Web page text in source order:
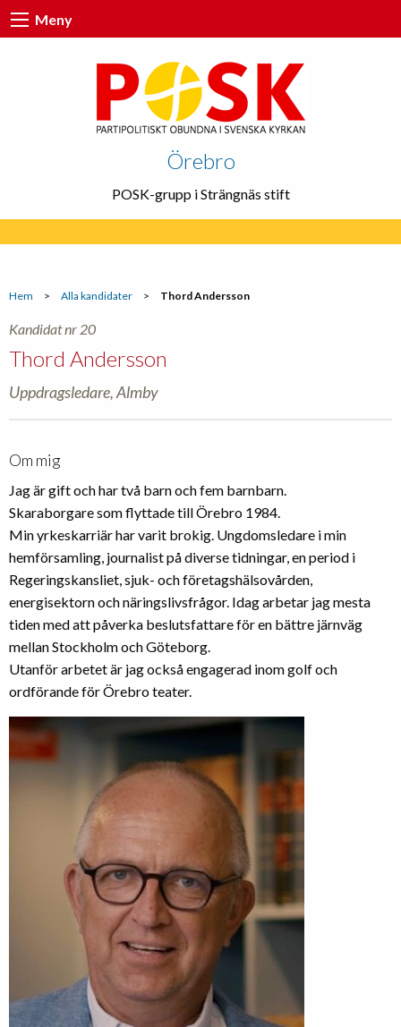
Meny
Örebro
POSK-grupp i Strängnäs stift
Hem > Alla kandidater > Thord Andersson
Kandidat nr 20
Thord Andersson
Uppdragsledare, Almby
Om mig
Jag är gift och har två barn och fem barnbarn.
Skaraborgare som flyttade till Örebro 1984.
Min yrkeskarriär har varit brokig. Ungdomsledare i min
hemförsamling, journalist på diverse tidningar, en period i
Regeringskansliet, sjuk- och företagshälsovården,
energisektorn och näringslivsfrågor. Idag arbetar jag mesta
tiden med att påverka beslutsfattare för en bättre järnväg
mellan Stockholm och Göteborg.
Utanför arbetet är jag också engagerad inom golf och
ordförande för Örebro teater.